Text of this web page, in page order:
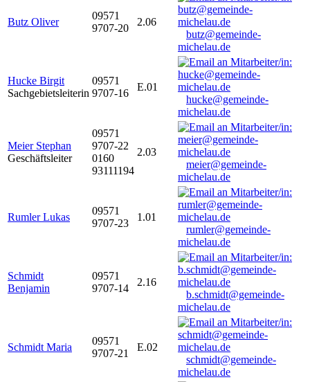
Butz Oliver
09571
9707-20
2.06
butz@gemeinde-
michelau.de
Hucke Birgit
Sachgebietsleiterin
09571
9707-16
E.01
hucke@gemeinde-
michelau.de
Meier Stephan
Geschäftsleiter
09571
9707-22
0160
93111194
2.03
meier@gemeinde-
michelau.de
Rumler Lukas
09571
9707-23
1.01
rumler@gemeinde-
michelau.de
Schmidt
Benjamin
09571
9707-14
2.16
b.schmidt@gemeinde-
michelau.de
Schmidt Maria
09571
9707-21
E.02
schmidt@gemeinde-
michelau.de